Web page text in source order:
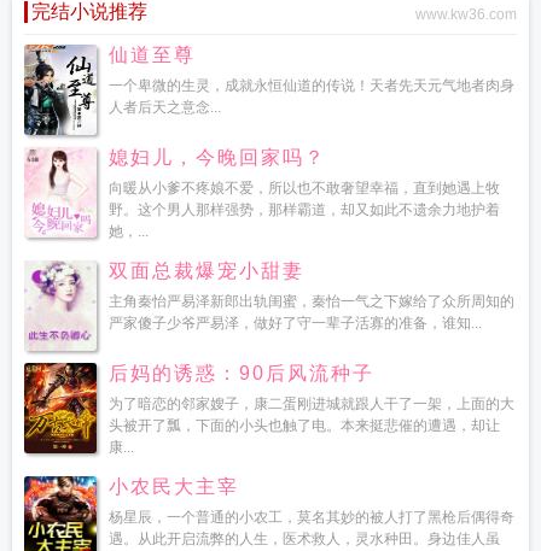
完结小说推荐 www.kw36.com
仙道至尊
一个卑微的生灵，成就永恒仙道的传说！天者先天元气地者肉身
人者后天之意念...
媳妇儿，今晚回家吗？
向暖从小爹不疼娘不爱，所以也不敢奢望幸福，直到她遇上牧
野。这个男人那样强势，那样霸道，却又如此不遗余力地护着
她，...
双面总裁爆宠小甜妻
主角秦怡严易泽新郎出轨闺蜜，秦怡一气之下嫁给了众所周知的
严家傻子少爷严易泽，做好了守一辈子活寡的准备，谁知...
后妈的诱惑：90后风流种子
为了暗恋的邻家嫂子，康二蛋刚进城就跟人干了一架，上面的大
头被开了瓢，下面的小头也触了电。本来挺悲催的遭遇，却让
康...
小农民大主宰
杨星辰，一个普通的小农工，莫名其妙的被人打了黑枪后偶得奇
遇。从此开启流弊的人生，医术救人，灵水种田。身边佳人虽